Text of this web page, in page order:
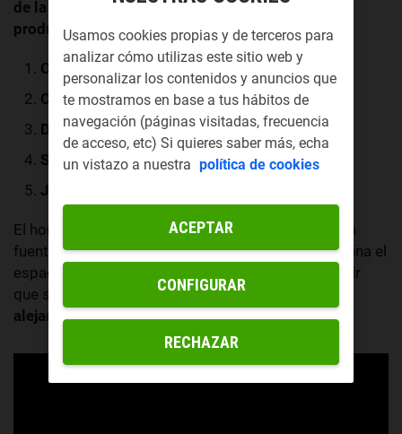
de la casa donde más accidentes domésticos se
producenson (de más a menos probables):
Cocina
Cuarto de baño
Dormitorio
Salón
Jardín
El horno, la vitrocerámica, los enchufes próximos a
fuentes de calor y grifos; todo esto hace de la cocina el
espacio más peligroso de toda la casa. Sobra decir
que si tienes niños pequeños merodeando, es vital
alejarlos lo máximo posible de esta estancia.
Usamos cookies propias y de terceros para
analizar cómo utilizas este sitio web y
personalizar los contenidos y anuncios que
te mostramos en base a tus hábitos de
navegación (páginas visitadas, frecuencia
de acceso, etc) Si quieres saber más, echa
un vistazo a nuestra política de cookies
CONFIGURAR
RECHAZAR
ACEPTAR